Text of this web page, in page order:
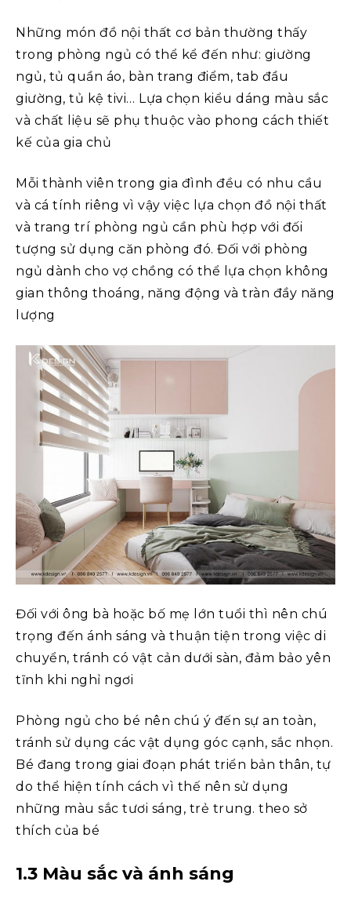
Những món đồ nội thất cơ bản thường thấy
trong phòng ngủ có thể kể đến như: giường
ngủ, tủ quần áo, bàn trang điểm, tab đầu
giường, tủ kệ tivi… Lựa chọn kiểu dáng màu sắc
và chất liệu sẽ phụ thuộc vào phong cách thiết
kế của gia chủ
Mỗi thành viên trong gia đình đều có nhu cầu
và cá tính riêng vì vậy việc lựa chọn đồ nội thất
và trang trí phòng ngủ cần phù hợp với đối
tượng sử dụng căn phòng đó. Đối với phòng
ngủ dành cho vợ chồng có thể lựa chọn không
gian thông thoáng, năng động và tràn đầy năng
lượng
Đối với ông bà hoặc bố mẹ lớn tuổi thì nên chú
trọng đến ánh sáng và thuận tiện trong việc di
chuyển, tránh có vật cản dưới sàn, đảm bảo yên
tĩnh khi nghỉ ngơi
Phòng ngủ cho bé nên chú ý đến sự an toàn,
tránh sử dụng các vật dụng góc cạnh, sắc nhọn.
Bé đang trong giai đoạn phát triển bản thân, tự
do thể hiện tính cách vì thế nên sử dụng
những màu sắc tươi sáng, trẻ trung. theo sở
thích của bé
1.3 Màu sắc và ánh sáng